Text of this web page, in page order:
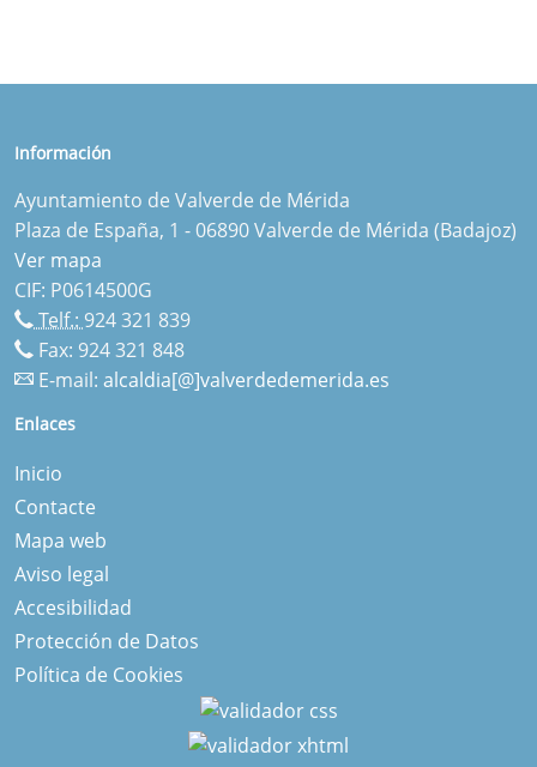
Información
Ayuntamiento de Valverde de Mérida
Plaza de España, 1 - 06890 Valverde de Mérida (Badajoz)
Ver mapa
CIF: P0614500G
Telf.: 924 321 839
Fax: 924 321 848
E-mail: alcaldia[@]valverdedemerida.es
Enlaces
Inicio
Contacte
Mapa web
Aviso legal
Accesibilidad
Protección de Datos
Política de Cookies